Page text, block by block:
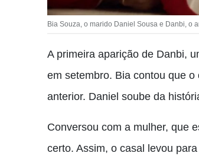
Bia Souza, o marido Daniel Sousa e Danbi, o
A primeira aparição de Danbi,
em setembro. Bia contou que
anterior. Daniel soube da
Conversou com a mulher, que
certo. Assim, o casal levou